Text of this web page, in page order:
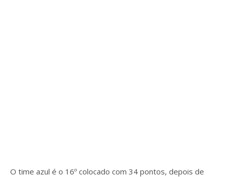
O time azul é o 16º colocado com 34 pontos, depois de